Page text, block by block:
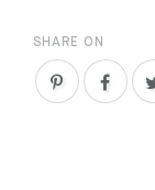
SHARE ON